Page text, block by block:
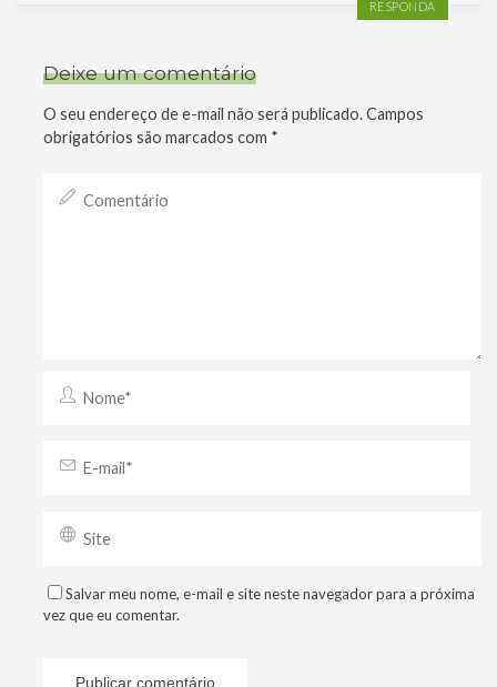
RESPONDA
Deixe um comentário
O seu endereço de e-mail não será publicado.Campos
obrigatórios são marcados com *
Salvar meu nome, e-mail e site neste navegador para a próxima
vez que eu comentar.